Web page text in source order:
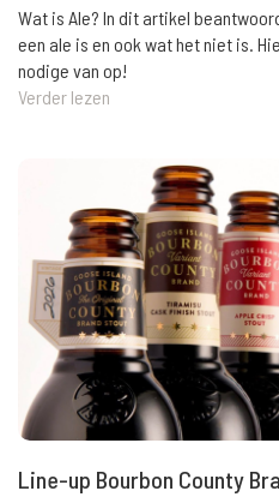
Wat is Ale? In dit artikel
een ale is en ook wat het niet is.
nodige van op!
Verder lezen
Line-up Bourbon County